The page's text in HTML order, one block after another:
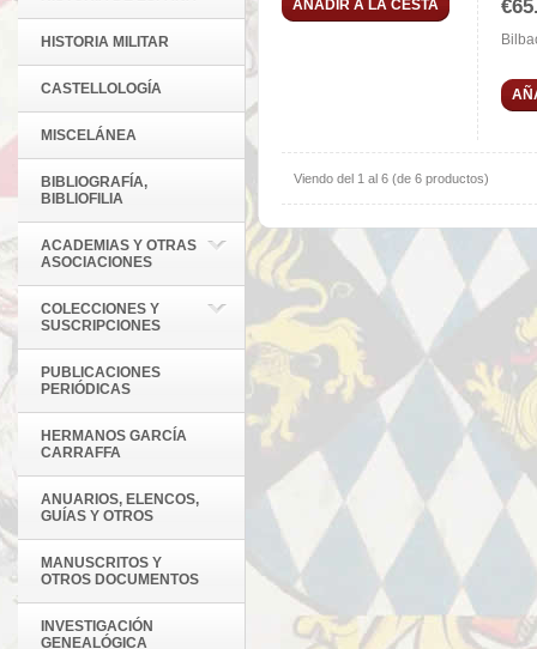
HISTORIA MILITAR
CASTELLOLOGÍA
MISCELÁNEA
BIBLIOGRAFÍA,
BIBLIOFILIA
ACADEMIAS Y OTRAS
ASOCIACIONES
COLECCIONES Y
SUSCRIPCIONES
PUBLICACIONES
PERIÓDICAS
HERMANOS GARCÍA
CARRAFFA
ANUARIOS, ELENCOS,
GUÍAS Y OTROS
MANUSCRITOS Y
OTROS DOCUMENTOS
INVESTIGACIÓN
GENEALÓGICA
AÑADIR A LA CESTA
Viendo del 1 al 6 (de 6 productos)